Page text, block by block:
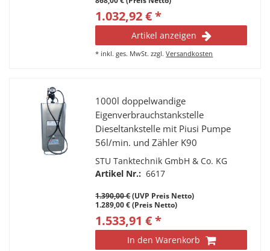
1.032,92 € *
Artikel anzeigen
* inkl. ges. MwSt. zzgl.Versandkosten
1000l doppelwandige
Eigenverbrauchstankstelle
Dieseltankstelle mit Piusi Pumpe
56l/min. und Zähler K90
STU Tanktechnik GmbH & Co. KG
Artikel Nr.: 6617
1.390,00 €(UVP Preis Netto)
1.289,00 € (Preis Netto)
1.533,91 € *
In den Warenkorb